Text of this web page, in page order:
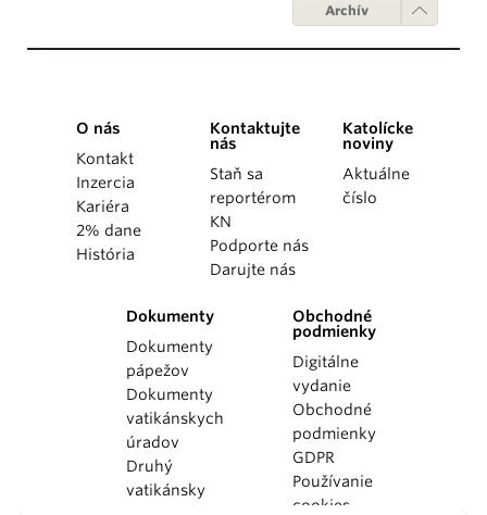
Archív
O nás
Kontakt
Inzercia
Kariéra
2% dane
História
Kontaktujte
nás
Staň sa
reportérom
KN
Podporte nás
Darujte nás
Katolícke
noviny
Aktuálne
číslo
Dokumenty
Dokumenty
pápežov
Dokumenty
vatikánskych
úradov
Druhý
vatikánsky
Obchodné
podmienky
Digitálne
vydanie
Obchodné
podmienky
GDPR
Používanie
cookies